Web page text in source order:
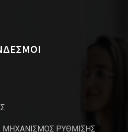
ΜΗΧΑΝΙΣΜΟΣ ΡΥΘΜΙΣΗΣ